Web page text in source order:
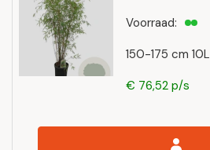
150-175 cm 10L
Voorraad:
€ 76,52 p/s